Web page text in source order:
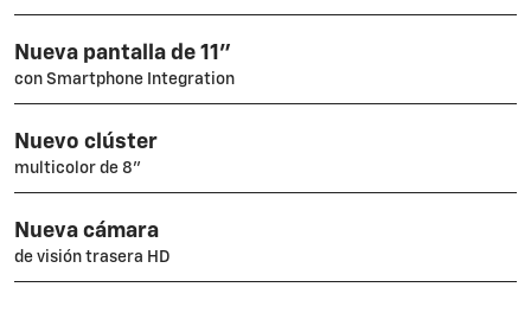
Nueva pantalla de 11"
con Smartphone Integration
Nuevo clúster
multicolor de 8”
Nueva cámara
de visión trasera HD